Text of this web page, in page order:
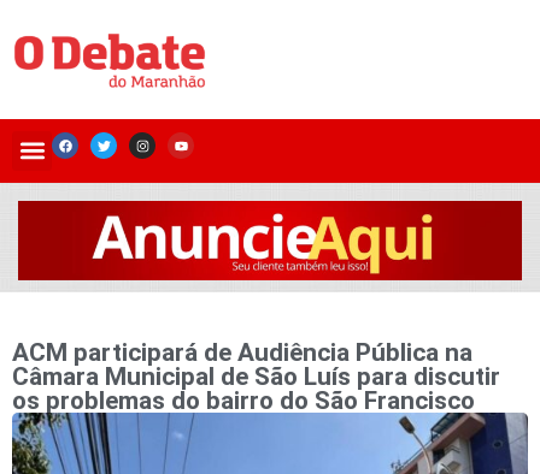
ACM participará de Audiência Pública na
Câmara Municipal de São Luís para discutir
os problemas do bairro do São Francisco